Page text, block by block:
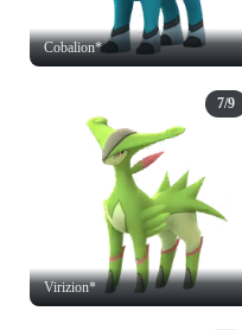
Cobalion*
Virizion*
7/9